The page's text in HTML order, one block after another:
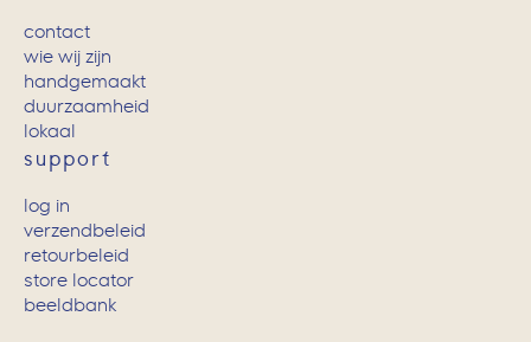
contact
wie wij zijn
handgemaakt
duurzaamheid
lokaal
support
log in
verzendbeleid
retourbeleid
store locator
beeldbank